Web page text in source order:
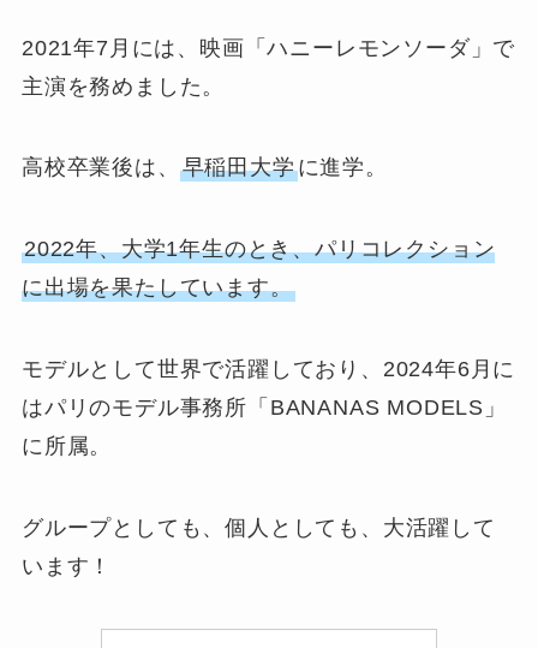
2021年7月には、映画「ハニーレモンソーダ」で
主演を務めました。
高校卒業後は、 早稲田大学に進学。
2022年、大学1年生のとき、パリコレクション
に出場を果たしています。
モデルとして世界で活躍しており、2024年6月に
はパリのモデル事務所「BANANAS MODELS」
に所属。
グループとしても、個人としても、大活躍して
います！